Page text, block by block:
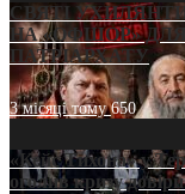
СВЯТІ
НА «ОФШОР»
ПАТРІАРХАТУ
3 місяці тому650
«Кейс Тихона» у
оголив кризу